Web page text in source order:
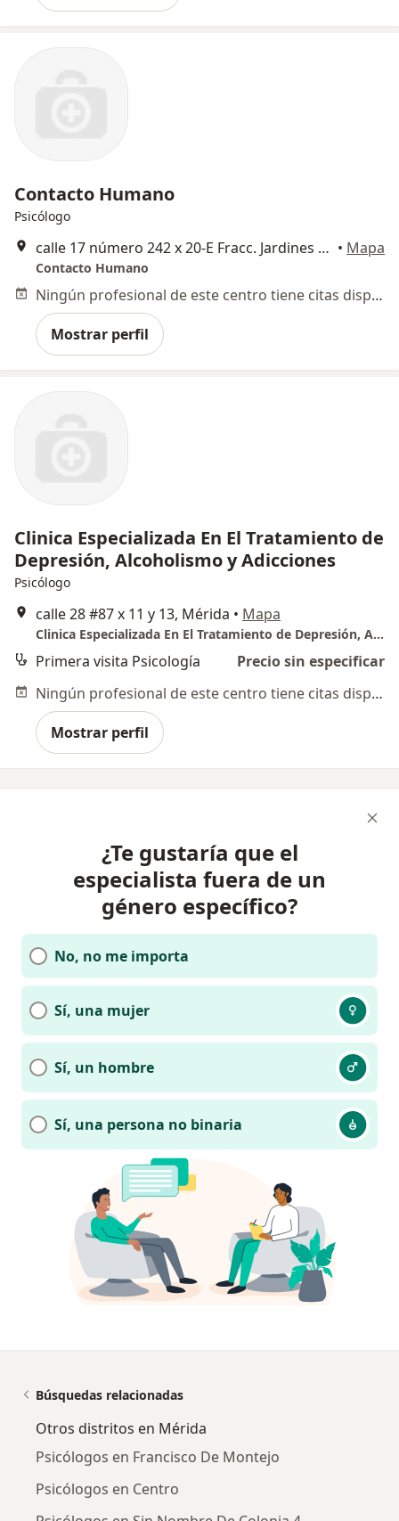
Contacto Humano
Psicólogo
calle 17 número 242 x 20-E Fracc. Jardines del Norte, Mérida • Mapa
Contacto Humano
Ningún profesional de este centro tiene citas disponibles
Mostrar perfil
Clinica Especializada En El Tratamiento de
Depresión, Alcoholismo y Adicciones
Psicólogo
calle 28 #87 x 11 y 13, Mérida • Mapa
Clinica Especializada En El Tratamiento de Depresión, Alcoholismo y Adicciones
Primera visita Psicología
Precio sin especificar
Ningún profesional de este centro tiene citas disponibles
Mostrar perfil
¿Te gustaría que el
especialista fuera de un
género específico?
No, no me importa
Sí, una mujer
Sí, un hombre
Sí, una persona no binaria
Búsquedas relacionadas
Otros distritos en Mérida
Psicólogos en Francisco De Montejo
Psicólogos en Centro